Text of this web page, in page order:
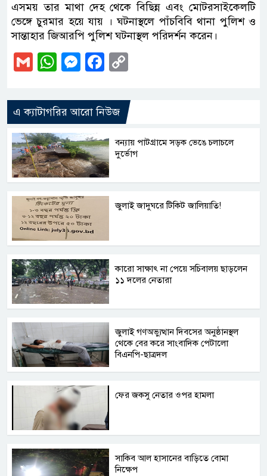
এসময় তার মাথা দেহ থেকে বিছিন্ন এবং মোটরসাইকেলটি
ভেঙ্গে চুরমার হয়ে যায় । ঘটনাস্থলে পাঁচবিবি থানা পুলিশ ও
সান্তাহার জিআরপি পুলিশ ঘটনাস্থল পরিদর্শন করেন।
GmailWhatsApp
Messenger
Facebook
এ ক্যাটাগরির আরো নিউজ
বন্যায় পাটগ্রামে সড়ক ভেঙে চলাচলে
দুর্ভোগ
জুলাই জাদুঘরে টিকিট জালিয়াতি!
কারো সাক্ষাৎ না পেয়ে সচিবালয় ছাড়লেন
১১ দলের নেতারা
জুলাই গণঅভ্যুত্থান দিবসের অনুষ্ঠানস্থল
থেকে বের করে সাংবাদিক পেটালো
বিএনপি-ছাত্রদল
ফের জকসু নেতার ওপর হামলা
সাকিব আল হাসানের বাড়িতে বোমা
নিক্ষেপ